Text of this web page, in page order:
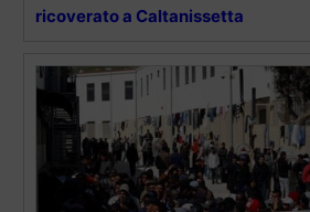
ricoverato a Caltanissetta